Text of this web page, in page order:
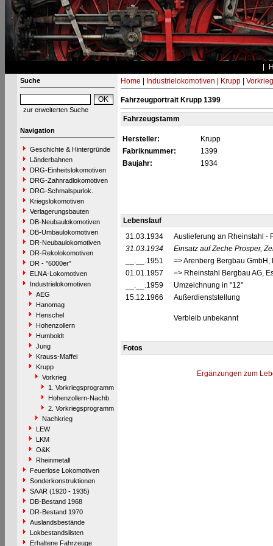
Suche
zur erweiterten Suche
Navigation
Geschichte & Hintergründe
Länderbahnen
DRG-Einheitslokomotiven
DRG-Zahnradlokomotiven
DRG-Schmalspurlok.
Kriegslokomotiven
Verlagerungsbauten
DB-Neubaulokomotiven
DB-Umbaulokomotiven
DR-Neubaulokomotiven
DR-Rekolokomotiven
DR - "6000er"
ELNA-Lokomotiven
Industrielokomotiven
AEG
Hanomag
Henschel
Hohenzollern
Humboldt
Jung
Krauss-Maffei
Krupp
Vorkrieg
1. Vorkriegsprogramm
Hohenzollern-Nachb.
2. Vorkriegsprogramm
Nachkrieg
LEW
LKM
O&K
Rheinmetall
Feuerlose Lokomotiven
Sonderkonstruktionen
SAAR (1920 - 1935)
DB-Bestand 1968
DR-Bestand 1970
Auslandsbestände
Lokbestandslisten
Erhaltene Fahrzeuge
Home Industrielokomotiven Krupp| Vorkrieg
Fahrzeugportrait Krupp 1399
Fahrzeugstamm
Hersteller:
Krupp
Fabriknummer:
1399
Baujahr:
1934
Lebenslauf
31.03.1934
Auslieferung an Rheinstahl -
31.03.1934
Einsatz auf Zeche Prosper,
__.__.1951
=> Arenberg Bergbau
01.01.1957
=> Rheinstahl Bergbau AG,
__.__.1959
Umzeichnung in "12"
15.12.1966
Außerdienststellung
Verbleib unbekannt
Fotos
Ergänzungen zum